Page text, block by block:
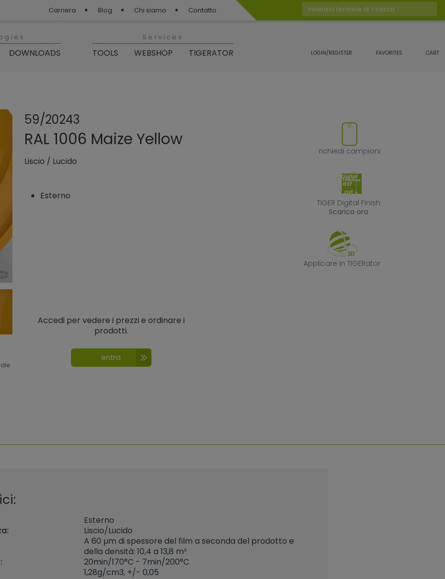
Carriera Blog Chi siamo Contatto
Inserisci termine di ricerca
DOWNLOADS
Services
TOOLS WEBSHOP TIGERATOR LOGIN/REGISTER FAVORITES CART
59/20243
Aggiungi o rimuovi il prodotto dai
RAL 1006 Maize Yellow
Liscio / Lucido
Esterno
richiedi campioni
TIGER Digital Finish
Scarica ora
Applicare in TIGERator
Accedi per vedere i prezzi e ordinare i
prodotti.
entra
Esterno
Liscio/Lucido
A 60 µm di spessore del film a seconda del prodotto e
della densità: 10,4 a 13,8 m²
20min/170°C - 7min/200°C
1,28g/cm3, +/- 0,05